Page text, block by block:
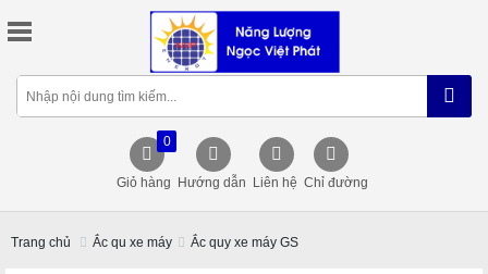
Giỏ hàng
0
Hướng dẫn Liên hệ Chỉ đường
Trang chủ Ắc qu xe máy Ắc quy xe máy GS